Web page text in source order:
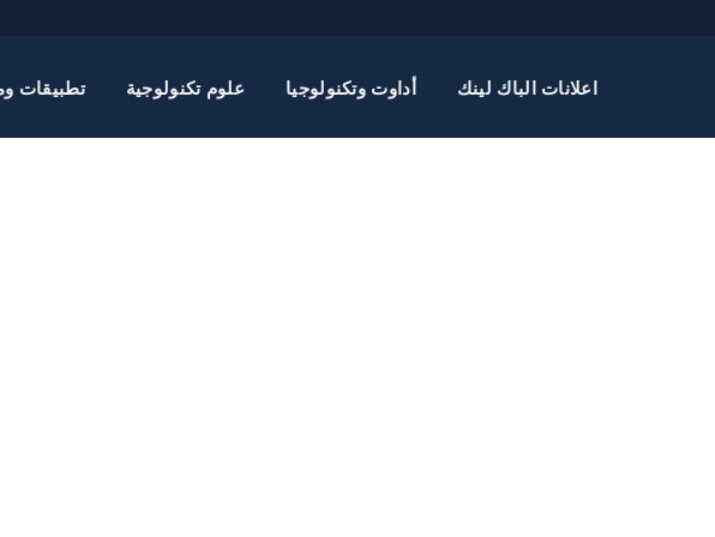
اعلانات الباك لينك أداوت وتكنولوجيا علوم تكنولوجية تطبيقات